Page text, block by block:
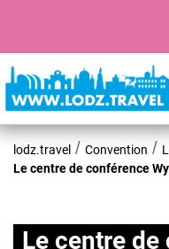
lodz.travel Convention
Le centre de conférence
Le centre